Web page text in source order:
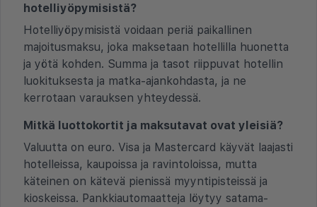
hotelliyöpymisistä?
Hotelliyöpymisistä voidaan periä paikallinen
majoitusmaksu, joka maksetaan hotellilla huonetta
ja yötä kohden. Summa ja tasot riippuvat hotellin
luokituksesta ja matka-ajankohdasta, ja ne
kerrotaan varauksen yhteydessä.
Mitkä luottokortit ja maksutavat ovat yleisiä?
Valuutta on euro. Visa ja Mastercard käyvät laajasti
hotelleissa, kaupoissa ja ravintoloissa, mutta
käteinen on kätevä pienissä myyntipisteissä ja
kioskeissa. Pankkiautomaatteja löytyy satama-